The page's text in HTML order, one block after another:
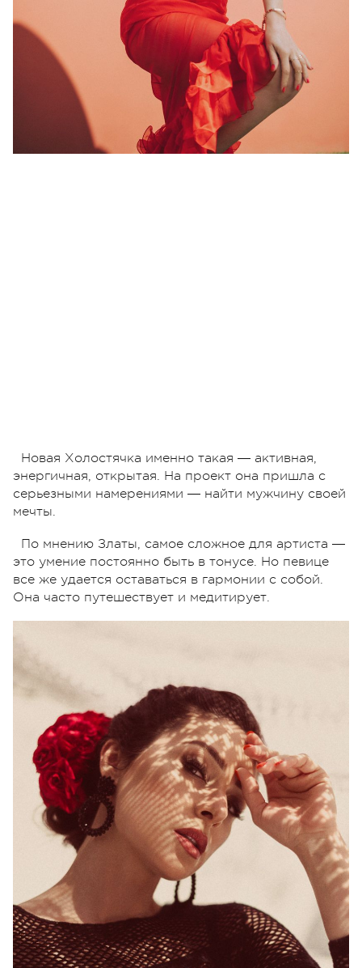
Новая Холостячка именно такая ― активная,
энергичная, открытая. На проект она пришла с
серьезными намерениями ― найти мужчину своей
мечты.
По мнению Златы, самое сложное для артиста ―
это умение постоянно быть в тонусе. Но певице
все же удается оставаться в гармонии с собой.
Она часто путешествует и медитирует.